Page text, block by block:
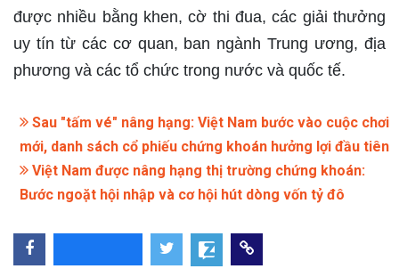
được nhiều bằng khen, cờ thi đua, các giải thưởng
uy tín từ các cơ quan, ban ngành Trung ương, địa
phương và các tổ chức trong nước và quốc tế.
Sau "tấm vé" nâng hạng: Việt Nam bước vào cuộc chơi
mới, danh sách cổ phiếu chứng khoán hưởng lợi đầu tiên
Việt Nam được nâng hạng thị trường chứng khoán:
Bước ngoặt hội nhập và cơ hội hút dòng vốn tỷ đô